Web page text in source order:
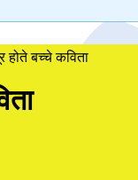
बच्चे कविता